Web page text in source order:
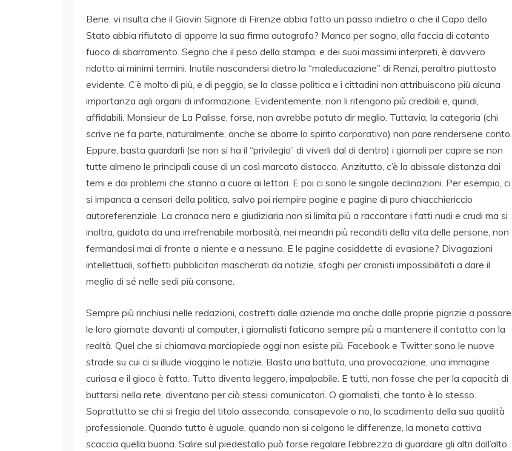
Bene, vi risulta che il Giovin Signore di Firenze abbia fatto un passo indietro o che il Capo dello
Stato abbia rifiutato di apporre la sua firma autografa? Manco per sogno, alla faccia di cotanto
fuoco di sbarramento. Segno che il peso della stampa, e dei suoi massimi interpreti, è davvero
ridotto ai minimi termini. Inutile nascondersi dietro la “maleducazione” di Renzi, peraltro piuttosto
evidente. C’è molto di più, e di peggio, se la classe politica e i cittadini non attribuiscono più alcuna
importanza agli organi di informazione. Evidentemente, non li ritengono più credibili e, quindi,
affidabili. Monsieur de La Palisse, forse, non avrebbe potuto dir meglio. Tuttavia, la categoria (chi
scrive ne fa parte, naturalmente, anche se aborre lo spirito corporativo) non pare rendersene conto.
Eppure, basta guardarli (se non si ha il “privilegio” di viverli dal di dentro) i giornali per capire se non
tutte almeno le principali cause di un così marcato distacco. Anzitutto, c’è la abissale distanza dai
temi e dai problemi che stanno a cuore ai lettori. E poi ci sono le singole declinazioni. Per esempio, ci
si impanca a censori della politica, salvo poi riempire pagine e pagine di puro chiacchiericcio
autoreferenziale. La cronaca nera e giudiziaria non si limita più a raccontare i fatti nudi e crudi ma si
inoltra, guidata da una irrefrenabile morbosità, nei meandri più reconditi della vita delle persone, non
fermandosi mai di fronte a niente e a nessuno. E le pagine cosiddette di evasione? Divagazioni
intellettuali, soffietti pubblicitari mascherati da notizie, sfoghi per cronisti impossibilitati a dare il
meglio di sé nelle sedi più consone.
Sempre più rinchiusi nelle redazioni, costretti dalle aziende ma anche dalle proprie pigrizie a passare
le loro giornate davanti al computer, i giornalisti faticano sempre più a mantenere il contatto con la
realtà. Quel che si chiamava marciapiede oggi non esiste più. Facebook e Twitter sono le nuove
strade su cui ci si illude viaggino le notizie. Basta una battuta, una provocazione, una immagine
curiosa e il gioco è fatto. Tutto diventa leggero, impalpabile. E tutti, non fosse che per la capacità di
buttarsi nella rete, diventano per ciò stessi comunicatori. O giornalisti, che tanto è lo stesso.
Soprattutto se chi si fregia del titolo asseconda, consapevole o no, lo scadimento della sua qualità
professionale. Quando tutto è uguale, quando non si colgono le differenze, la moneta cattiva
scaccia quella buona. Salire sul piedestallo può forse regalare l’ebbrezza di guardare gli altri dall’alto